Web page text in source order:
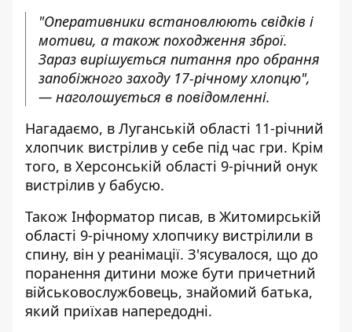
"Оперативники встановлюють свідків і
мотиви, а також походження зброї.
Зараз вирішується питання про обрання
запобіжного заходу 17-річному хлопцю",
— наголошується в повідомленні.
Нагадаємо, в Луганській області 11-річний
хлопчик вистрілив у себе під час гри. Крім
того, в Херсонській області 9-річний онук
вистрілив у бабусю.
Також Інформатор писав, в Житомирській
області 9-річному хлопчику вистрілили в
спину, він у реанімації. З'ясувалося, що до
поранення дитини може бути причетний
військовослужбовець, знайомий батька,
який приїхав напередодні.